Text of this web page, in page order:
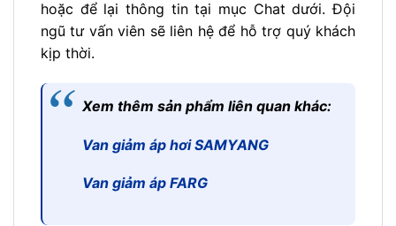
hoặc để lại thông tin tại mục Chat dưới. Đội
ngũ tư vấn viên sẽ liên hệ để hỗ trợ quý khách
kịp thời.
Xem thêm sản phẩm liên quan khác:
Van giảm áp hơi SAMYANG
Van giảm áp FARG